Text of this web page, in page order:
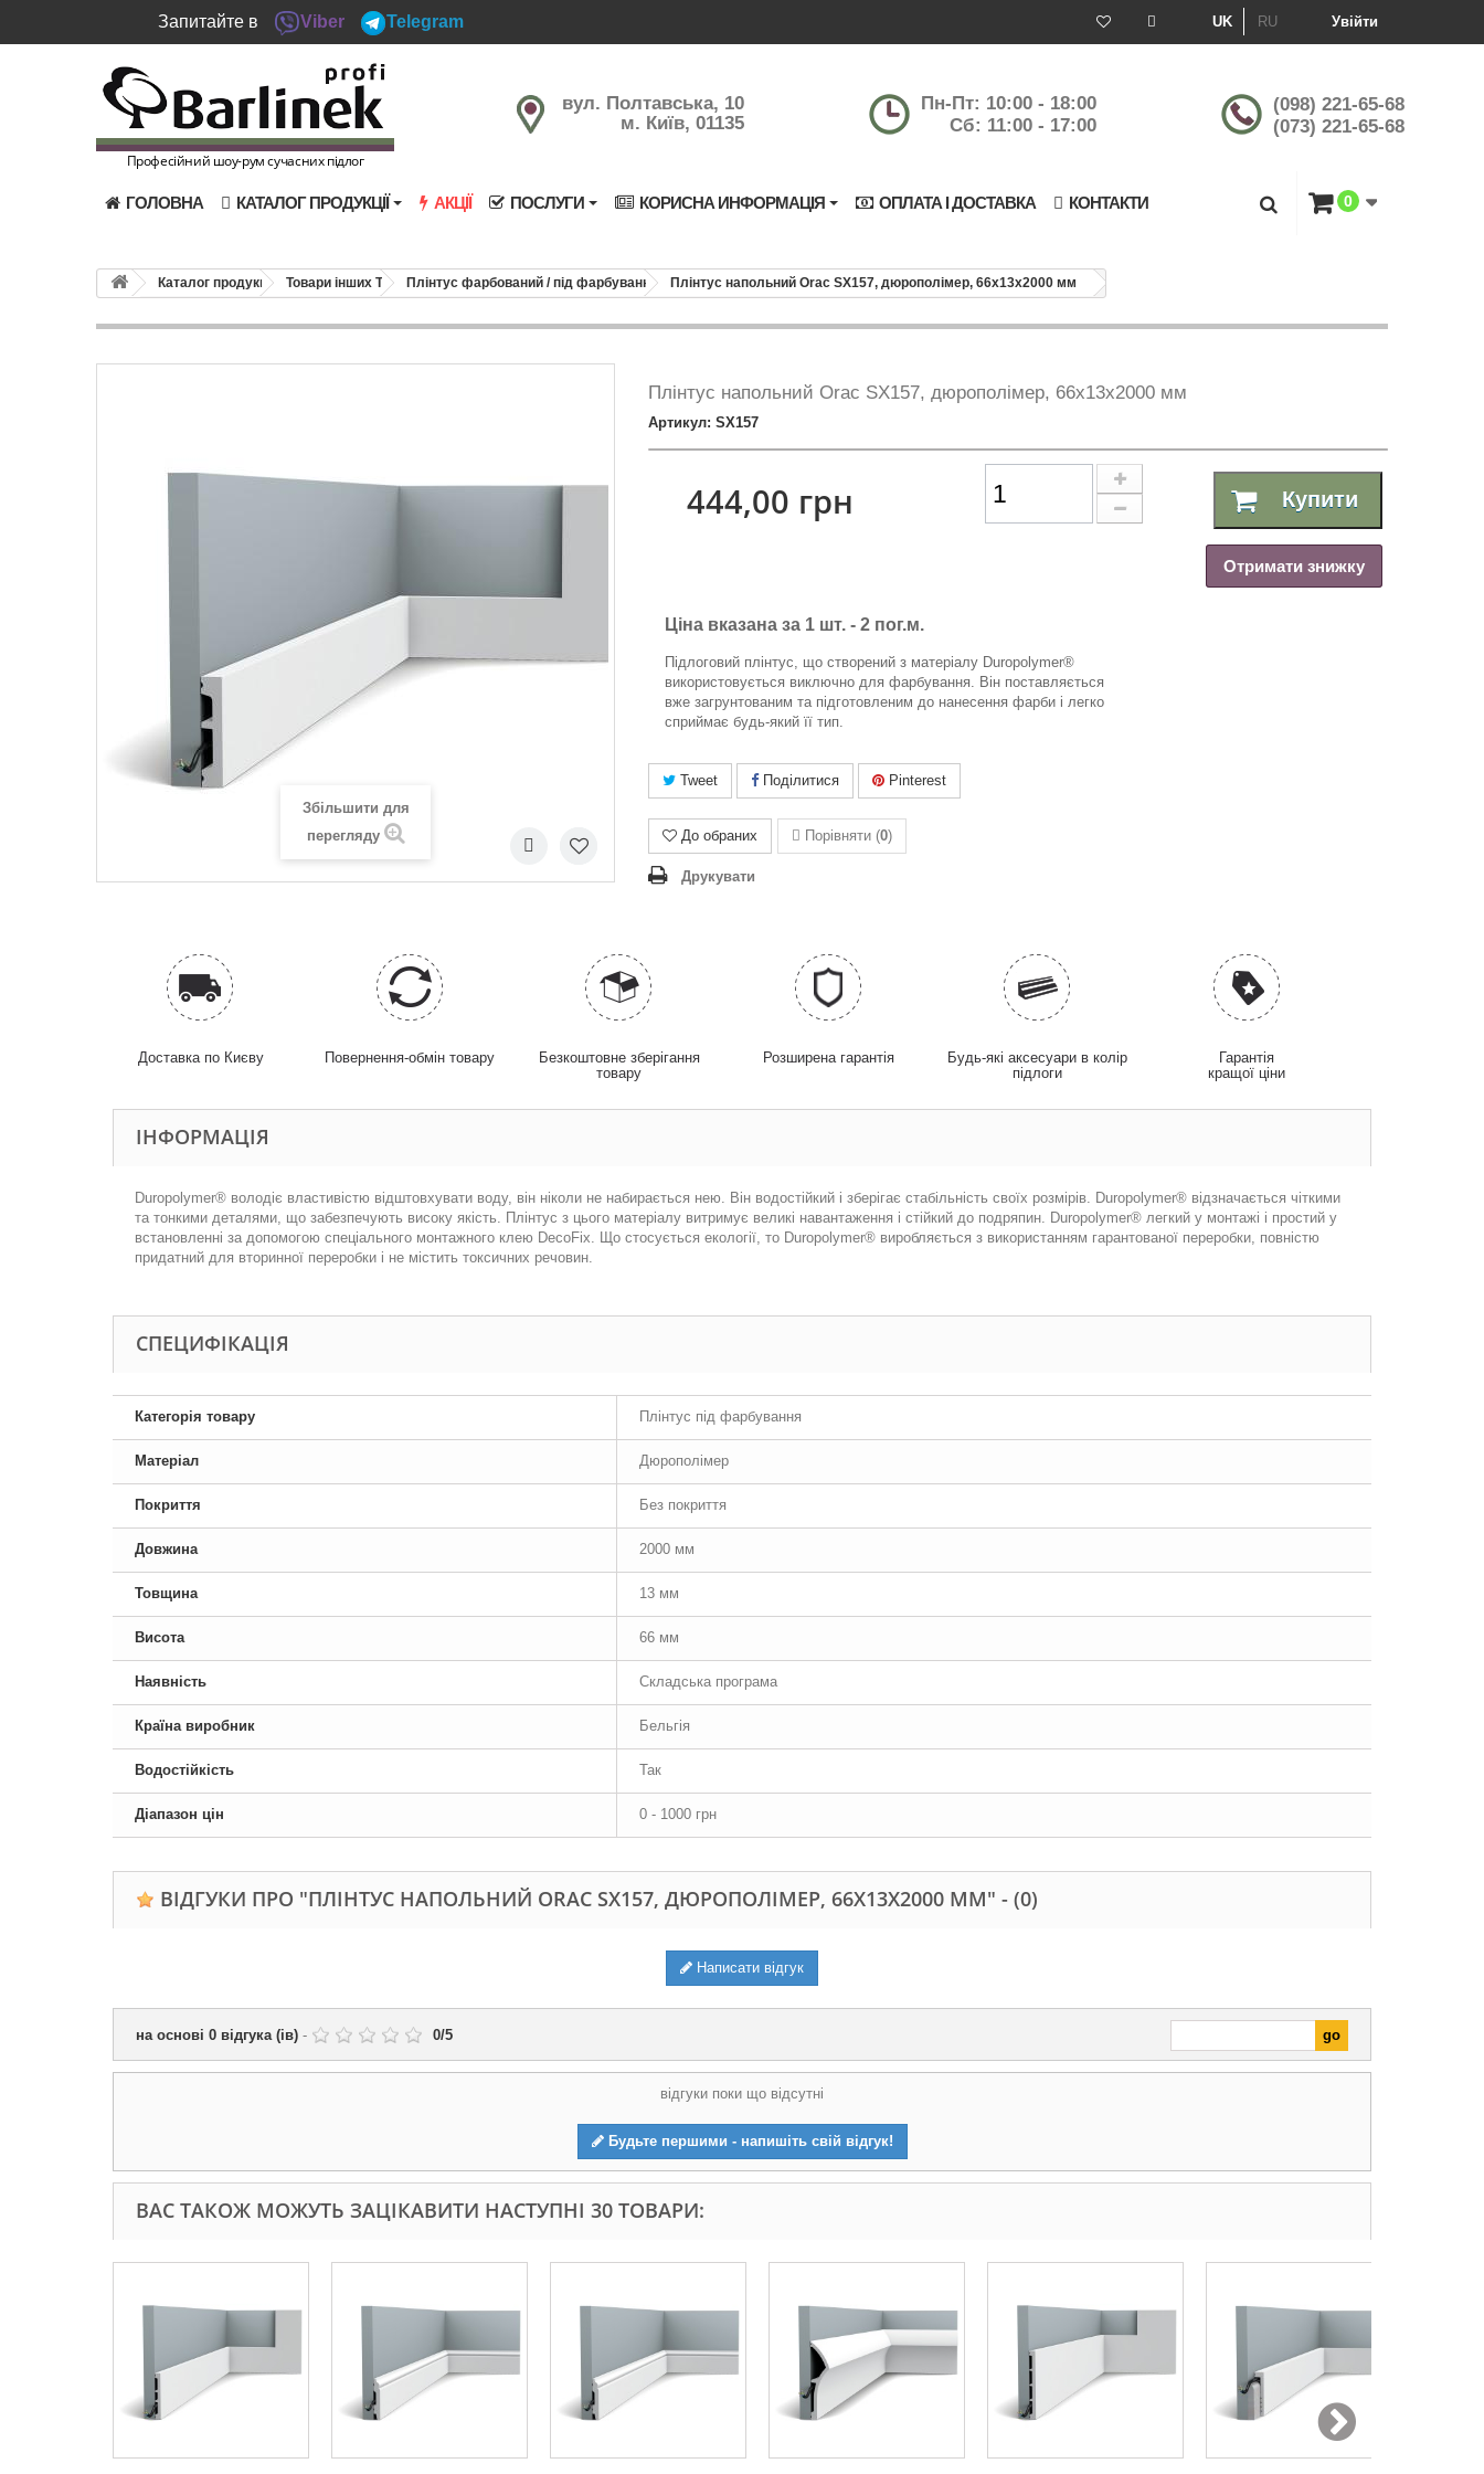
Запитайте в Viber Telegram Увійти
UK RU
Професійний шоу-рум сучасних підлог
вул. Полтавська, 10
м. Київ, 01135
Пн-Пт: 10:00 - 18:00
Сб: 11:00 - 17:00
(098) 221-65-68
(073) 221-65-68
ГОЛОВНА КАТАЛОГ ПРОДУКЦІЇ АКЦІЇ ПОСЛУГИ КОРИСНА ИНФОРМАЦІЯ ОПЛАТА І ДОСТАВКА КОНТАКТИ 0
Каталог продукції Товари інших ТМ Плінтус фарбований / під фарбування Плінтус напольний Orac SX157, дюрополімер, 66х13х2000 мм
Збільшити для
перегляду
Плінтус напольний Orac SX157, дюрополімер, 66х13х2000 мм
Артикул: SX157
444,00 грн Купити
Отримати знижку
Ціна вказана за 1 шт. - 2 пог.м.
Підлоговий плінтус, що створений з матеріалу Duropolymer®
використовується виключно для фарбування. Він поставляється
вже загрунтованим та підготовленим до нанесення фарби і легко
сприймає будь-який її тип.
Tweet Поділитися Pinterest
До обраних Порівняти (0)
Друкувати
Доставка по Києву Повернення-обмін товару
Безкоштовне зберігання
товару
Розширена гарантія
Будь-які аксесуари в колір
підлоги
Гарантія
кращої ціни
ІНФОРМАЦІЯ
Duropolymer® володіє властивістю відштовхувати воду, він ніколи не набирається нею. Він водостійкий і зберігає стабільність своїх розмірів. Duropolymer® відзначається чіткими
та тонкими деталями, що забезпечують високу якість. Плінтус з цього матеріалу витримує великі навантаження і стійкий до подряпин. Duropolymer® легкий у монтажі і простий у
встановленні за допомогою спеціального монтажного клею DecoFix. Що стосується екології, то Duropolymer® виробляється з використанням гарантованої переробки, повністю
придатний для вторинної переробки і не містить токсичних речовин.
СПЕЦИФІКАЦІЯ
Категорія товару Плінтус під фарбування
Матеріал Дюрополімер
Покриття Без покриття
Довжина 2000 мм
Товщина 13 мм
Висота 66 мм
Наявність Складська програма
Країна виробник Бельгія
Водостійкість Так
Діапазон цін 0 - 1000 грн
ВІДГУКИ ПРО "ПЛІНТУС НАПОЛЬНИЙ ORAC SX157, ДЮРОПОЛІМЕР, 66Х13Х2000 ММ" - (0)
Написати відгук
на основі 0 відгука (ів) - 0/5
відгуки поки що відсутні
Будьте першими - напишіть свій відгук!
ВАС ТАКОЖ МОЖУТЬ ЗАЦІКАВИТИ НАСТУПНІ 30 ТОВАРИ: